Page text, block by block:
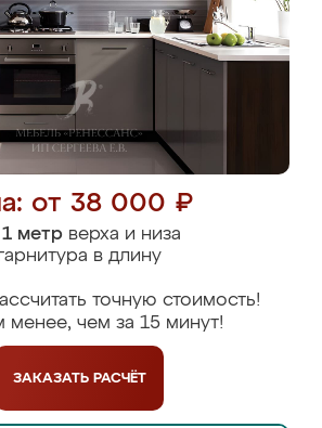
от 38 000 ₽
1 метрверха и низа
в длину
точную стоимость!
менее, чем за 15 минут!
ЗАКАЗАТЬ РАСЧЁТ